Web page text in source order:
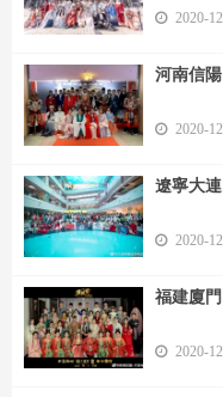
2020-
河南信
2020-
遼寧大
2020-
福建廈
2020-